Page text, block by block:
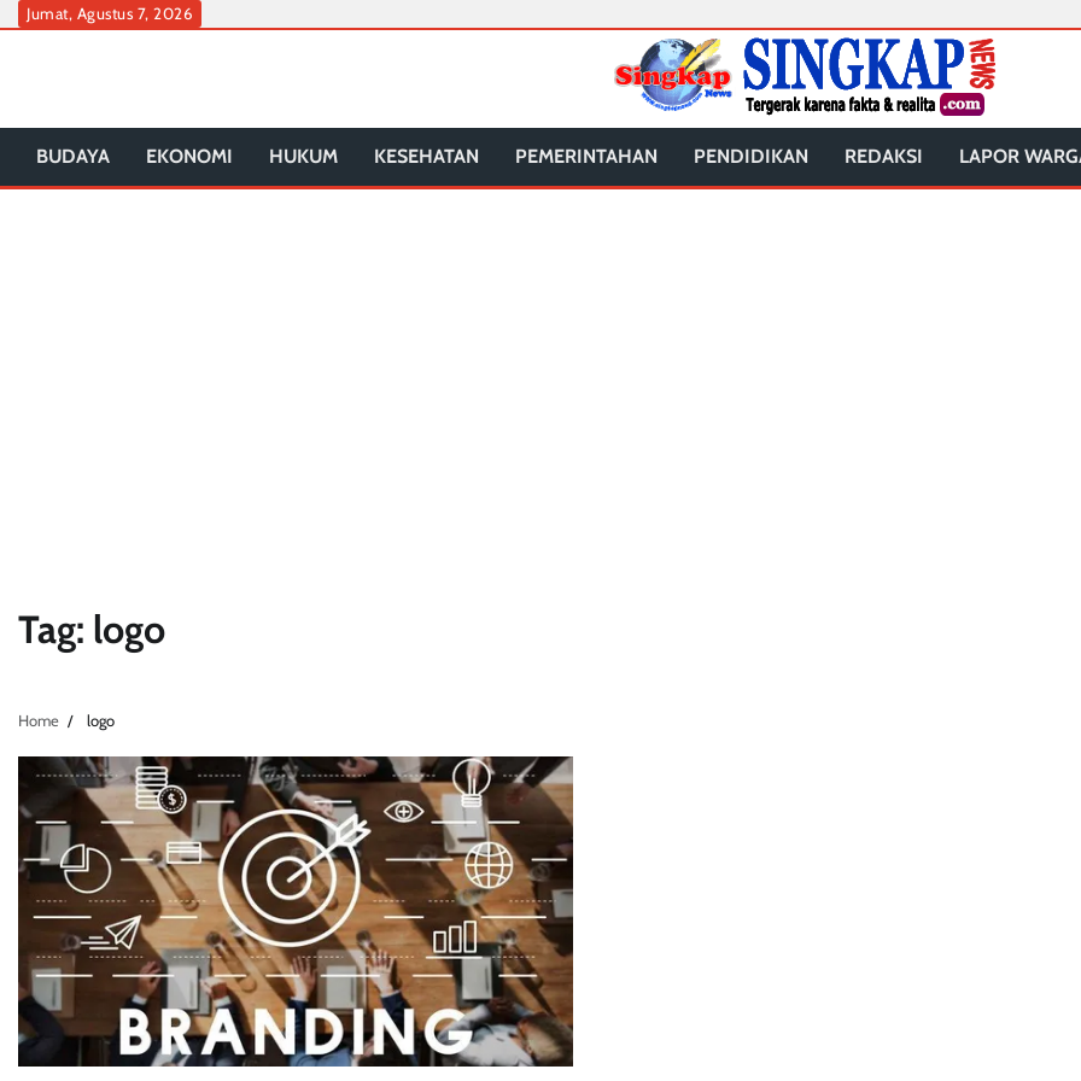
SkipJumat, Agustus 7, 2026
BUDAYA EKONOMI HUKUM KESEHATAN PEMERINTAHAN PENDIDIKAN REDAKSI LAPOR
Tag: logo
Home logo